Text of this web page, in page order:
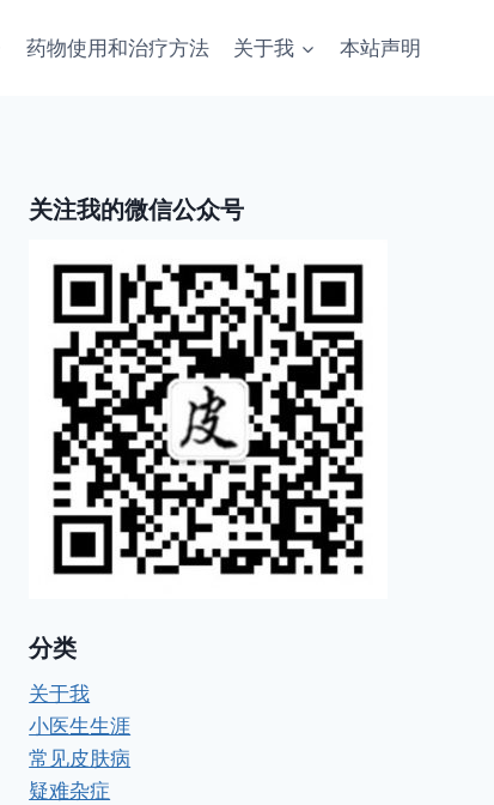
药物使用和治疗方法 关于我 本站声明
关注我的微信公众号
分类
关于我
小医生生涯
常见皮肤病
疑难杂症